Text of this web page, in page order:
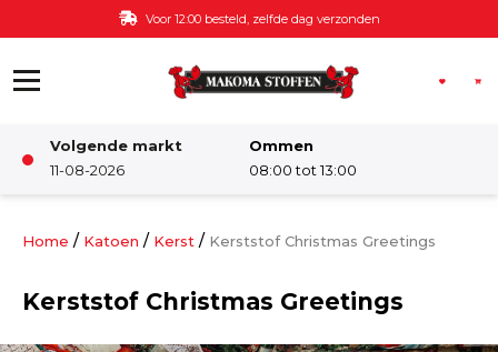
Ga naar de inhoud Voor 12:00 besteld, zelfde dag verzonden
Volgende markt
11-08-2026
Ommen
08:00 tot 13:00
Damesstoffen
Deco & Interieur stof
Home / Katoen / Kerst / Kerststof Christmas Greetings
Kerststof Christmas Greetings